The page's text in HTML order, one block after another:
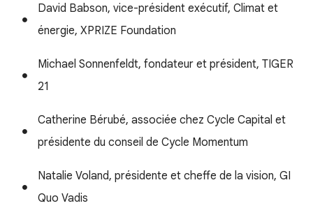
David Babson, vice-président exécutif, Climat et
énergie, XPRIZE Foundation
Michael Sonnenfeldt, fondateur et président, TIGER
21
Catherine Bérubé, associée chez Cycle Capital et
présidente du conseil de Cycle Momentum
Natalie Voland, présidente et cheffe de la vision, GI
Quo Vadis